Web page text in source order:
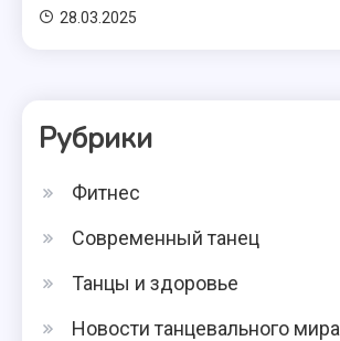
28.03.2025
Рубрики
Фитнес
Современный танец
Танцы и здоровье
Новости танцевального мира